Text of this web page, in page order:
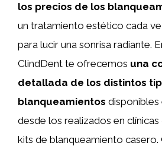
los precios de los
un tratamiento estético cada
para lucir una sonrisa radiante.
ClindDent te ofrecemos una
detallada de los distintos
blanqueamientos disponibles
desde los realizados en
kits de blanqueamiento